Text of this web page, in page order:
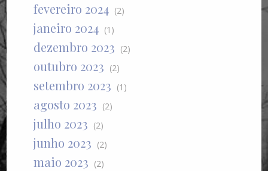
fevereiro 2024 (2)
janeiro 2024 (1)
dezembro 2023 (2)
outubro 2023 (2)
setembro 2023 (1)
agosto 2023 (2)
julho 2023 (2)
junho 2023 (2)
maio 2023 (2)